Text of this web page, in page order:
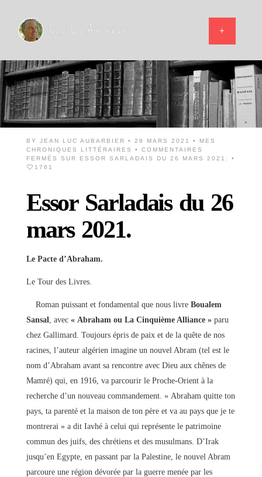
BY JEAN LUC AUBARBIER • 28 MARS 2021 •
MES
CHRONIQUES LITTÉRAIRES
• COMMENTAIRES
FERMÉS
SUR ESSOR SARLADAIS DU 26 MARS 2021.
•
1761
Essor Sarladais du 26
mars 2021.
Le Pacte d’Abraham.
Le Tour des Livres.
Roman puissant et fondamental que nous livre Boualem
Sansal , avec « Abraham ou La Cinquième Alliance »paru
chez Gallimard. Toujours épris de paix et de la quête de nos
racines, l’auteur algérien imagine un nouvel Abram (tel est le
nom d’Abraham avant sa rencontre avec Dieu aux chênes de
Mamré) qui, en 1916, va parcourir le Proche-Orient à la
recherche d’un nouveau commandement. « Abraham quitte ton
pays, ta parenté et la maison de ton père et va au pays que je te
montrerai » a dit Iavhé à celui qui représente le patrimoine
commun des juifs, des chrétiens et des musulmans. D’Irak
jusqu’en Egypte, en passant par la Palestine, le nouvel Abram
parcoure une région dévorée par la guerre menée par les